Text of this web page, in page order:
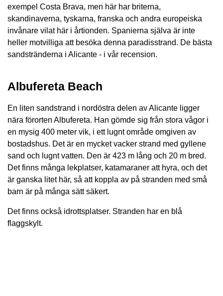
exempel Costa Brava, men här har briterna,
skandinaverna, tyskarna, franska och andra europeiska
invånare vilat här i årtionden. Spanierna själva är inte
heller motvilliga att besöka denna paradisstrand. De bästa
sandstränderna i Alicante - i vår recension.
Albufereta Beach
En liten sandstrand i nordöstra delen av Alicante ligger
nära förorten Albufereta. Han gömde sig från stora vågor i
en mysig 400 meter vik, i ett lugnt område omgiven av
bostadshus. Det är en mycket vacker strand med gyllene
sand och lugnt vatten. Den är 423 m lång och 20 m bred.
Det finns många lekplatser, katamaraner att hyra, och det
är ganska litet här, så att koppla av på stranden med små
barn är på många sätt säkert.
Det finns också idrottsplatser. Stranden har en blå
flaggskylt.